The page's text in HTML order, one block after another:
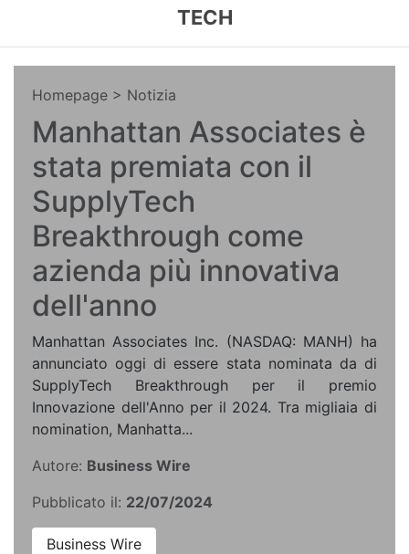
TECH
Homepage > Notizia
Manhattan Associates è
stata premiata con il
SupplyTech
Breakthrough come
azienda più innovativa
dell'anno
Manhattan Associates Inc. (NASDAQ: MANH) ha
annunciato oggi di essere stata nominata da di
SupplyTech Breakthrough per il premio
Innovazione dell'Anno per il 2024. Tra migliaia di
nomination, Manhatta...
Autore: Business Wire
Pubblicato il: 22/07/2024
Business Wire